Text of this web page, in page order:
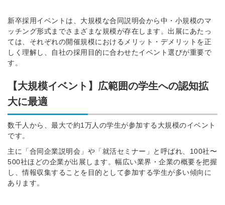
新卒採用イベントは、大規模な合同説明会から中・小規模のマ
ッチング形式までさまざまな規模が存在します。 出展にあたっ
ては、それぞれの開催規模におけるメリット・デメリットを正
しく理解し、自社の採用目的に合わせたイベント選びが重要で
す。
【大規模イベント】広範囲の学生への認知拡
大に最適
数千人から、最大で約1万人の学生が参加する大規模のイベント
です。
主に「合同企業説明会」や「就活セミナー」と呼ばれ、100社〜
500社ほどの企業が出展します。幅広い業界・企業の概要を把握
し、情報収集することを目的として参加する学生が多い傾向に
あります。